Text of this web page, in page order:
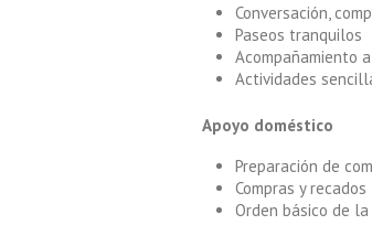
Conversación,
Paseos tranquilos
Acompañamiento
Actividades
Apoyo doméstico
Preparación de
Compras y recados
Orden básico de